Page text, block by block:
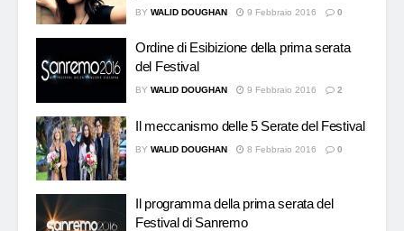
BY WALID DOUGHAN 9 Febbraio 2016 0
Ordine di Esibizione della prima serata
del Festival
BY WALID DOUGHAN 9 Febbraio 2016 2
Il meccanismo delle 5 Serate del Festival
BY WALID DOUGHAN 8 Febbraio 2016 0
Il programma della prima serata del
Festival di Sanremo